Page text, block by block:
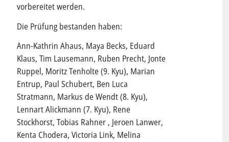
vorbereitet werden.
Die Prüfung bestanden haben:
Ann-Kathrin Ahaus, Maya Becks, Eduard
Klaus, Tim Lausemann, Ruben Precht, Jonte
Ruppel, Moritz Tenholte (9. Kyu), Marian
Entrup, Paul Schubert, Ben Luca
Stratmann, Markus de Wendt (8. Kyu),
Lennart Alickmann (7. Kyu), Rene
Stockhorst, Tobias Rahner , Jeroen Lanwer,
Kenta Chodera, Victoria Link, Melina